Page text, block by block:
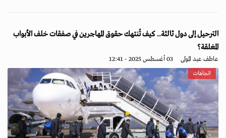
الترحيل إلى دول ثالثة.. كيف تُنتهك حقوق المهاجرين في صفقات خلف الأبواب
المغلقة؟
عاطف عبد المولى 03 أغسطس 2025 - 12:41
اتجاهات